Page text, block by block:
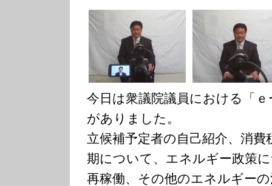
今日は衆議院議員における「
がありました。
立候補予定者の自己紹介、消
期について、エネルギー政策
再稼働、その他のエネルギー